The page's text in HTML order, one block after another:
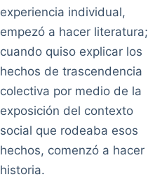
experiencia individual,
empezó a hacer literatura;
cuando quiso explicar los
hechos de trascendencia
colectiva por medio de la
exposición del contexto
social que rodeaba esos
hechos, comenzó a hacer
historia.